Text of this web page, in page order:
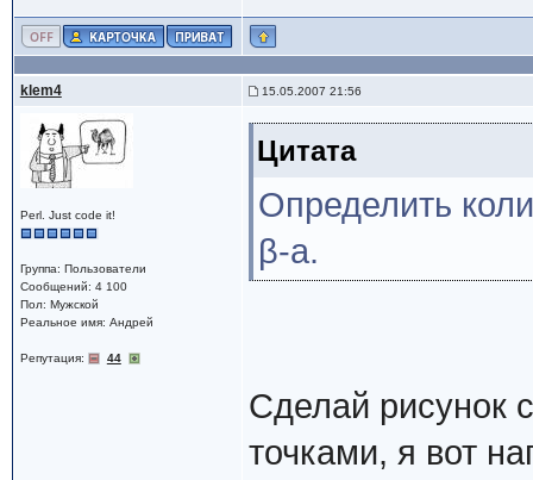
klem4 15.05.2007 21:56
Perl. Just code it!
Группа: Пользователи
Сообщений: 4 100
Пол: Мужской
Реальное имя: Андрей
Репутация: 44
Цитата
Определить
β-a.
Сделай
точками, я вот